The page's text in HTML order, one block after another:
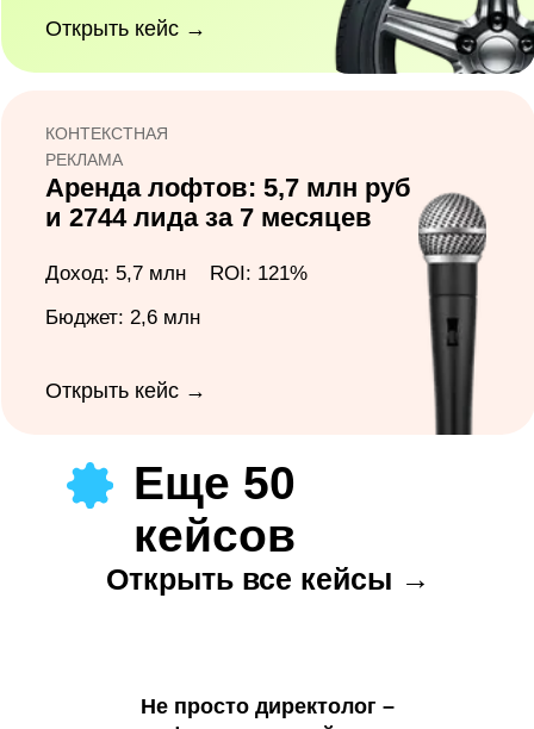
Не просто директолог –